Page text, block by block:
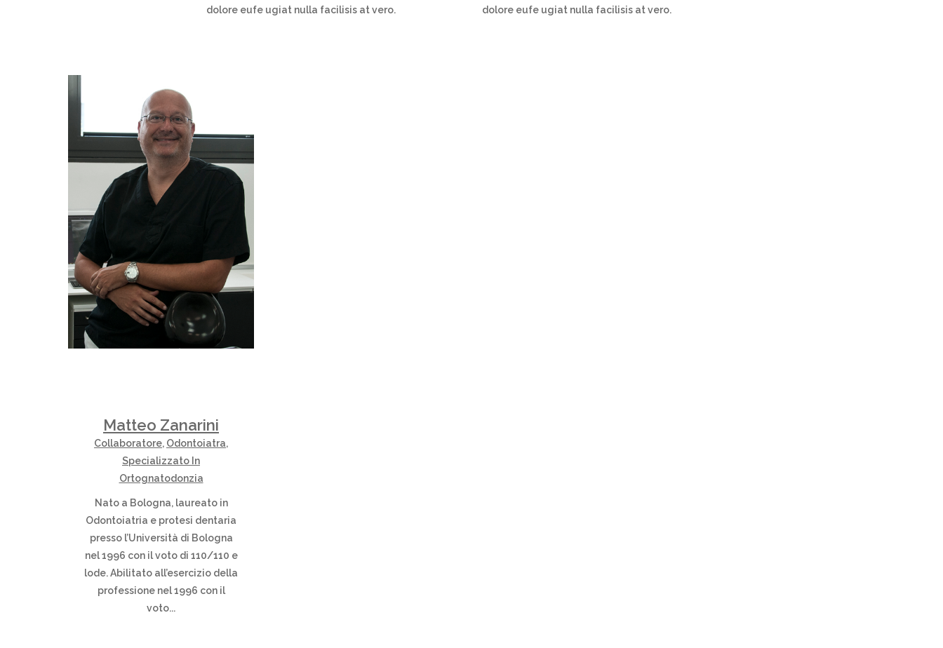
dolore eufe ugiat nulla facilisis at vero.
dolore eufe ugiat nulla facilisis at vero.
Matteo Zanarini
Collaboratore, Odontoiatra,
Specializzato In
Ortognatodonzia
Nato a Bologna, laureato in
Odontoiatria e protesi dentaria
presso l’Università di Bologna
nel 1996 con il voto di 110/110 e
lode. Abilitato all’esercizio della
professione nel 1996 con il
voto...